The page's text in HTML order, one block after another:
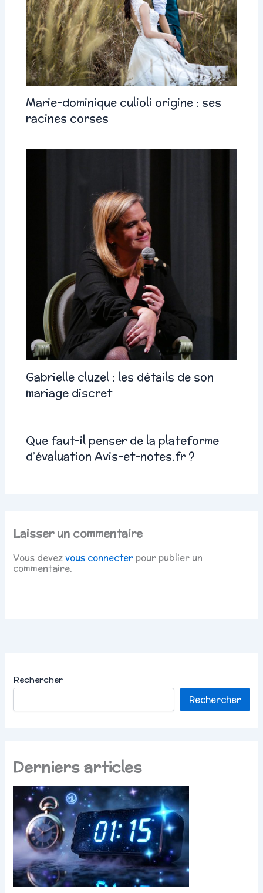
Marie-dominique culioli origine : ses
racines corses
Gabrielle cluzel : les détails de son
mariage discret
Que faut-il penser de la plateforme
d’évaluation Avis-et-notes.fr ?
Laisser un commentaire
Vous devezvous connecter pour publier un
commentaire.
Rechercher
Rechercher
Derniers articles